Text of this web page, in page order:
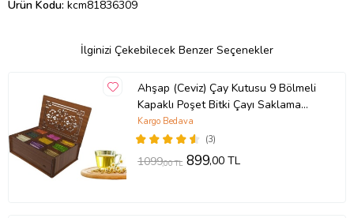
Ürün Kodu: kcm81836309
İlginizi Çekebilecek Benzer Seçenekler
Ahşap (Ceviz) Çay Kutusu 9 Bölmeli
Kapaklı Poşet Bitki Çayı Saklama
Kabı Tea Box ( Çaylar Dahil)
(3)
Kargo Bedava
1099,00 TL 899,00 TL